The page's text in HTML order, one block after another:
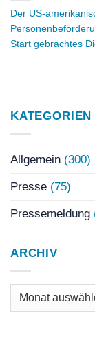
Der US-
Start gebrachtes
KATEGORIEN
Allgemein (300)
Presse (75)
Pressemeldung
ARCHIV
Archiv